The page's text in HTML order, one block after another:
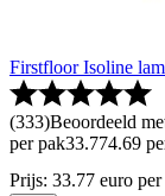
Firstfloor Isoline
(333)Beoordeeld
per pak33.774.69
Prijs: 33.77 euro